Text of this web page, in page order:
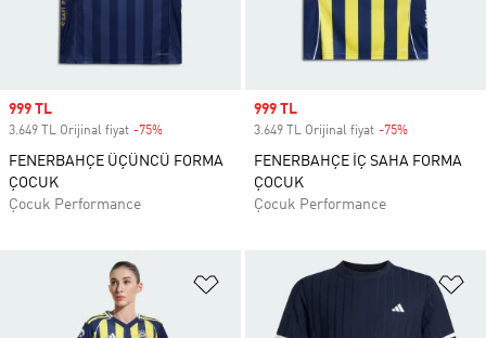
Sale price
999 TL
3.649 TL Orijinal fiyat -75%
FENERBAHÇE ÜÇÜNCÜ FORMA
ÇOCUK
Çocuk Performance
Sale price
999 TL
3.649 TL Orijinal fiyat -75%
FENERBAHÇE İÇ SAHA FORMA
ÇOCUK
Çocuk Performance
Favori Listesine Ekle